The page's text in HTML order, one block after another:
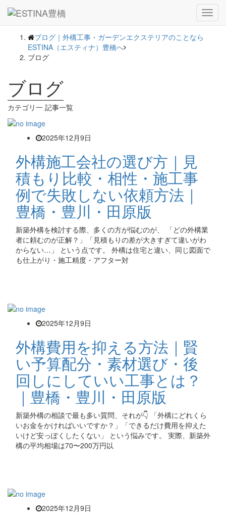
― BLOG ―
ブログ｜外構工事・ガーデンエクステリアのことなら
ESTINA（エスティナ）豊橋へ
ブログ
ブログ
カテゴリ一 記事一覧
2025年12月9日
外構施工会社の選び方｜見
積もり比較・相性・施工事
例で失敗しない依頼方法｜
豊橋・豊川・田原版
新築外構を検討する際、多くの方が悩むのが、 「どの外構業
者に頼むのが正解？」「見積もりの差が大きすぎて違いがわ
からない…」 という点です。 外構は住宅と違い、同じ図面で
も仕上がり・施工精度・アフター対
2025年12月9日
外構費用を抑える方法｜賢
い予算配分・素材選び・後
回しにしていい工事とは？
｜豊橋・豊川・田原版
新築外構の相談で最も多い質問、それが👇 「外構にどれくら
いお金をかければいいですか？」「できるだけ費用を抑えた
いけど安っぽくしたくない」 という悩みです。 実際、新築外
構の平均相場は70〜200万円以
2025年12月9日